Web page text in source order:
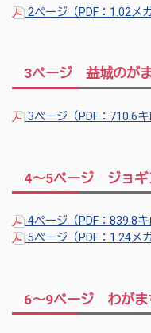
2ページ（PDF：1.02メ
3ページ 益城のが
3ページ（PDF：710.6
4～5ページ ジョギ
4ページ（PDF：839.8
5ページ（PDF：1.24メ
6～9ページ わがま